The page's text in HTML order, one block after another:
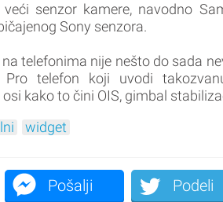
senzor kamere, navodno
Sony senzora.
telefonima nije nešto do sada
telefon koji uvodi
kako to čini OIS, gimbal
widget
Pošalji Podeli